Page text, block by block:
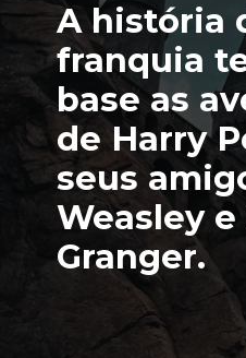
A história
franquia
base as
de Harry
seus
Weasley
Granger.